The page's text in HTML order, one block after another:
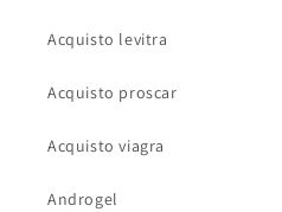
Acquisto levitra
Acquisto proscar
Acquisto viagra
Androgel